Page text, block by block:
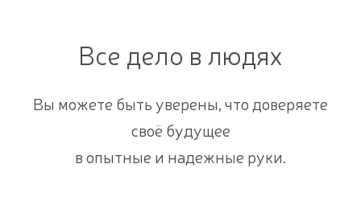
Все дело в людях
Вы можете быть уверены, что доверяете
своё будущее
в опытные и надежные руки.